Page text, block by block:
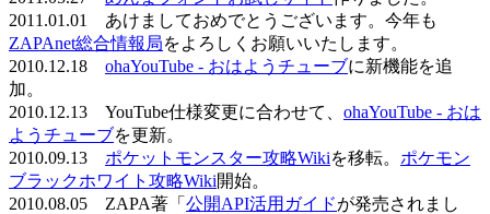
2011.01.01 あけましておめでとうございます。今年も
ZAPAnet総合情報局をよろしくお願いいたします。
2010.12.18 ohaYouTube - おはようチューブに新機能を追
加。
2010.12.13 YouTube仕様変更に合わせて、 ohaYouTube - おは
ようチューブを更新。
2010.09.13 ポケットモンスター攻略Wikiを移転。 ポケモン
ブラックホワイト攻略Wiki開始。
2010.08.05 ZAPA著「 公開API活用ガイドが発売されまし